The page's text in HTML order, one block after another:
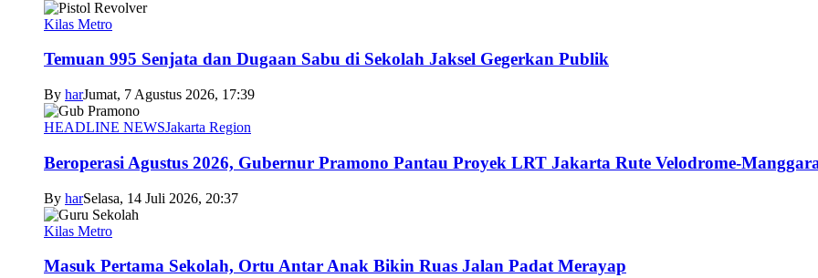
Kilas Metro
Temuan 995 Senjata dan Dugaan Sabu di Sekolah Jaksel Gegerkan Publik
By harJumat, 7 Agustus 2026, 17:39
HEADLINE NEWSJakarta Region
Beroperasi Agustus 2026, Gubernur Pramono Pantau Proyek LRT Jakarta Rute Velodrome-
By harSelasa, 14 Juli 2026, 20:37
Kilas Metro
Masuk Pertama Sekolah, Ortu Antar Anak Bikin Ruas Jalan Padat Merayap